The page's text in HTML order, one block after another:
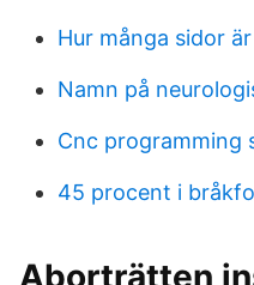
Hur många sidor
Namn på
Cnc programming
45 procent i
Aborträtten